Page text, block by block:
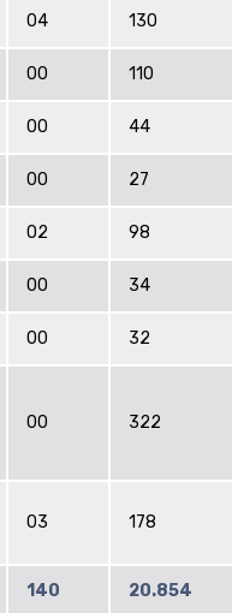
04 130
00 110
00 44
00 27
02 98
00 34
00 32
00 322
03 178
140 20.854